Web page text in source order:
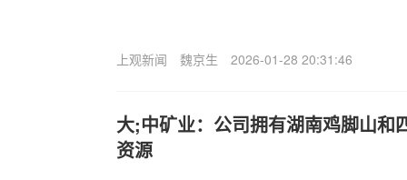
上观新闻 魏京生 2026-01-28 20:31:46
大;中矿业：公司拥有湖南鸡脚山和
资源